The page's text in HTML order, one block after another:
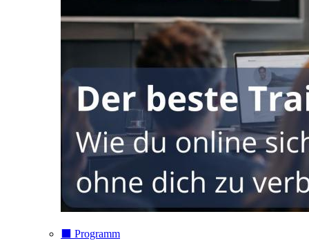
⬛️ Programm